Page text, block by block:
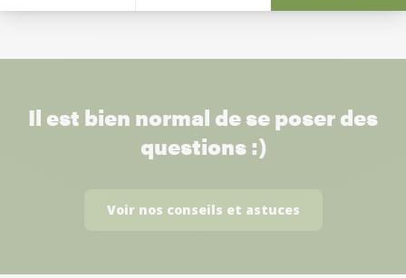
Il est bien normal de se poser des
questions :)
Voir nos conseils et astuces